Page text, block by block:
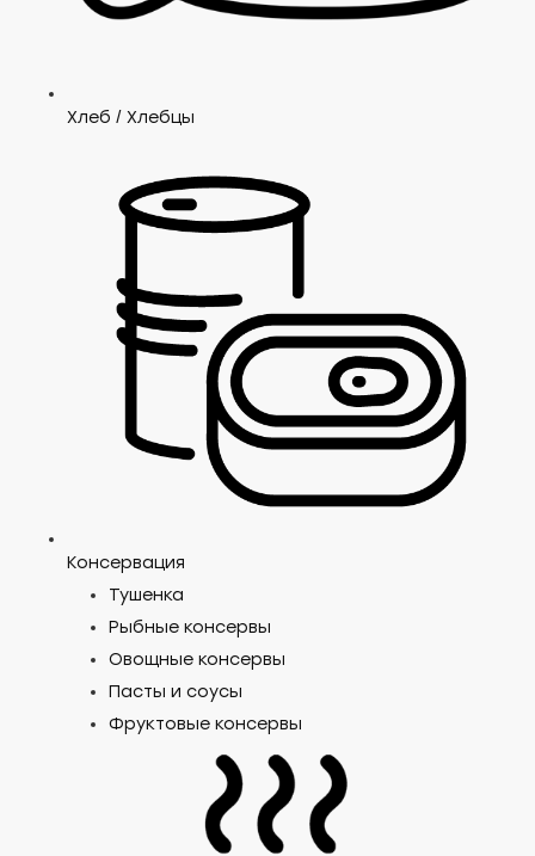
Хлеб / Хлебцы
Консервация
Тушенка
Рыбные консервы
Овощные консервы
Пасты и соусы
Фруктовые консервы